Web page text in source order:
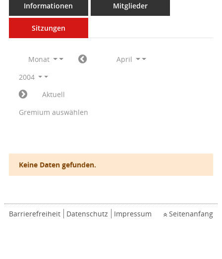
Informationen Mitglieder
Sitzungen
Monat
April
2004
Aktuell
Gremium auswählen
Keine Daten gefunden.
Barrierefreiheit Datenschutz Impressum Seitenanfang